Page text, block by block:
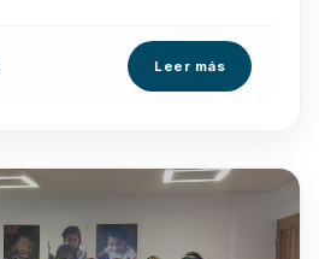
Leer más